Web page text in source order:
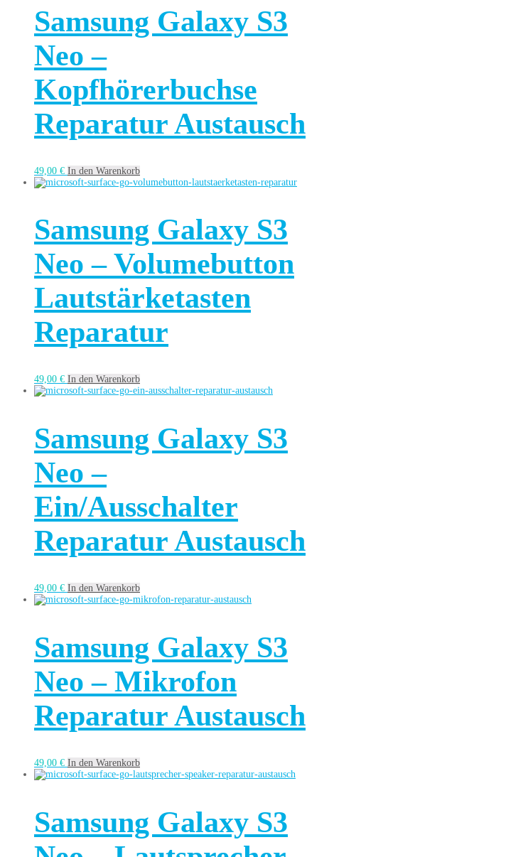
Samsung Galaxy S3
Neo –
Kopfhörerbuchse
Reparatur Austausch
49,00 € In den Warenkorb
Samsung Galaxy S3
Neo – Volumebutton
Lautstärketasten
Reparatur
49,00 € In den Warenkorb
Samsung Galaxy S3
Neo –
Ein/Ausschalter
Reparatur Austausch
49,00 € In den Warenkorb
Samsung Galaxy S3
Neo – Mikrofon
Reparatur Austausch
49,00 € In den Warenkorb
Samsung Galaxy S3